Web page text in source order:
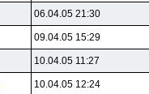
06.04.05 21:30
09.04.05 15:29
10.04.05 11:27
10.04.05 12:24